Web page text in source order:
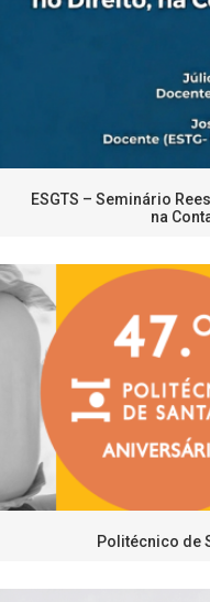
ESGTS – Seminário
na
Politécnico de